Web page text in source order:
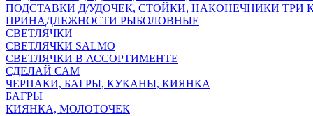
ПОДСТАВКИ Д/УДОЧЕК, СТОЙКИ, НАКОНЕЧНИКИ ТРИ
ПРИНАДЛЕЖНОСТИ РЫБОЛОВНЫЕ
СВЕТЛЯЧКИ
СВЕТЛЯЧКИ SALMO
СВЕТЛЯЧКИ В АССОРТИМЕНТЕ
СДЕЛАЙ САМ
ЧЕРПАКИ, БАГРЫ, КУКАНЫ, КИЯНКА
БАГРЫ
КИЯНКА, МОЛОТОЧЕК